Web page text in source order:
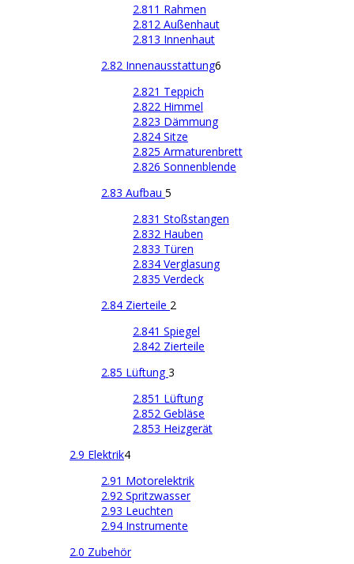
2.811 Rahmen
2.812 Außenhaut
2.813 Innenhaut
2.82 Innenausstattung6
2.821 Teppich
2.822 Himmel
2.823 Dämmung
2.824 Sitze
2.825 Armaturenbrett
2.826 Sonnenblende
2.83 Aufbau 5
2.831 Stoßstangen
2.832 Hauben
2.833 Türen
2.834 Verglasung
2.835 Verdeck
2.84 Zierteile 2
2.841 Spiegel
2.842 Zierteile
2.85 Lüftung3
2.851 Lüftung
2.852 Gebläse
2.853 Heizgerät
2.9 Elektrik4
2.91 Motorelektrik
2.92 Spritzwasser
2.93 Leuchten
2.94 Instrumente
2.0 Zubehör